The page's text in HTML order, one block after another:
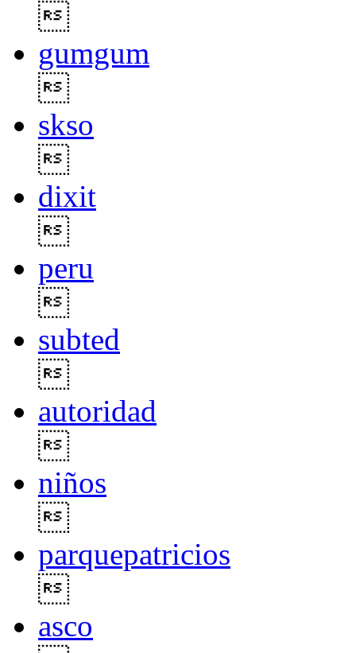
gumgum
skso
dixit
peru
subted
autoridad
niños
parquepatricios
asco